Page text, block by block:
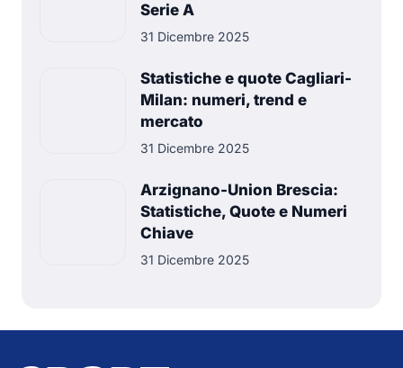
Serie A
31 Dicembre 2025
Statistiche e quote Cagliari-
Milan: numeri, trend e
mercato
31 Dicembre 2025
Arzignano-Union Brescia:
Statistiche, Quote e Numeri
Chiave
31 Dicembre 2025